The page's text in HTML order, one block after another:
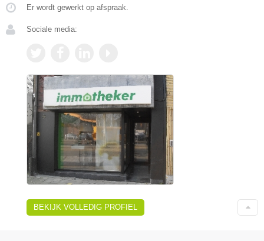
Er wordt gewerkt op afspraak.
Sociale media:
BEKIJK VOLLEDIG PROFIEL